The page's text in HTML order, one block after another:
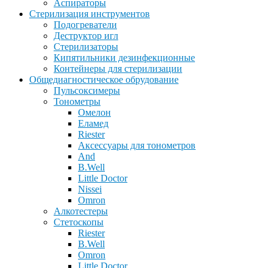
Аспираторы
Стерилизация инструментов
Подогреватели
Деструктор игл
Стерилизаторы
Кипятильники дезинфекционные
Контейнеры для стерилизации
Общедиагностическое обрудование
Пульсоксимеры
Тонометры
Омелон
Еламед
Riester
Аксессуары для тонометров
And
B.Well
Little Doctor
Nissei
Omron
Алкотестеры
Стетоскопы
Riester
B.Well
Omron
Little Doctor